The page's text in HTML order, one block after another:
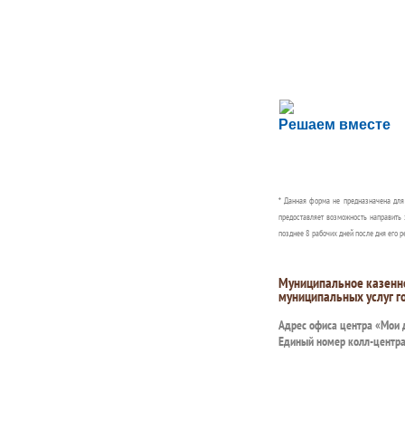
Решаем вместе
Сложности с
Сообщите об этом
* Данная форма не предназначена
предоставляет возможность
позднее 8 рабочих дней после дня его
Муниципальное
муниципальных услуг
Адрес офиса центра «Мои
Единый номер колл-